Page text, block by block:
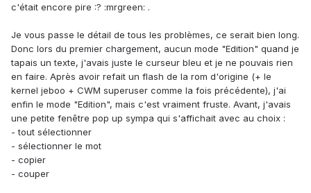
c'était encore pire :? :mrgreen: .
Je vous passe le détail de tous les problèmes, ce serait bien long.
Donc lors du premier chargement, aucun mode "Edition" quand je
tapais un texte, j'avais juste le curseur bleu et je ne pouvais rien
en faire. Après avoir refait un flash de la rom d'origine (+ le
kernel jeboo + CWM superuser comme la fois précédente), j'ai
enfin le mode "Edition", mais c'est vraiment fruste. Avant, j'avais
une petite fenêtre pop up sympa qui s'affichait avec au choix :
- tout sélectionner
- sélectionner le mot
- copier
- couper